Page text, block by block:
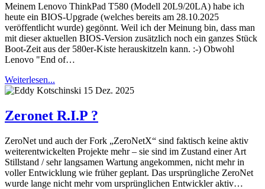
Meinem Lenovo ThinkPad T580 (Modell 20L9/20LA) habe ich
heute ein BIOS-Upgrade (welches bereits am 28.10.2025
veröffentlicht wurde) gegönnt. Weil ich der Meinung bin, dass man
mit dieser aktuellen BIOS-Version zusätzlich noch ein ganzes Stück
Boot-Zeit aus der 580er-Kiste herauskitzeln kann. :-) Obwohl
Lenovo "End of…
Weiterlesen...
15 Dez. 2025
Zeronet R.I.P ?
ZeroNet und auch der Fork „ZeroNetX“ sind faktisch keine aktiv
weiterentwickelten Projekte mehr – sie sind im Zustand einer Art
Stillstand / sehr langsamen Wartung angekommen, nicht mehr in
voller Entwicklung wie früher geplant. Das ursprüngliche ZeroNet
wurde lange nicht mehr vom ursprünglichen Entwickler aktiv…